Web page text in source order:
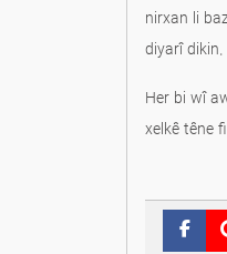
nirxan li
diyarî dikin.
Her bi wî
xelkê têne